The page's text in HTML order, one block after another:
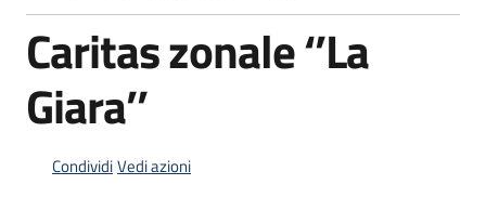
Servizi
Centri
Caritas zonale ‘’La
Giara’’
CondividiVedi azioni